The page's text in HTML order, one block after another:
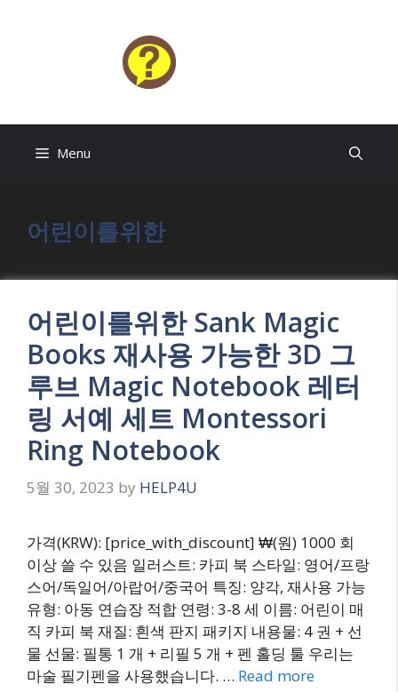
Menu
어린이를위한
어린이를위한 Sank Magic
Books 재사용 가능한 3D 그
루브 Magic Notebook 레터
링 서예 세트 Montessori
Ring Notebook
5월 30, 2023 by HELP4U
가격(KRW): [price_with_discount] ₩(원) 1000 회
이상 쓸 수 있음 일러스트: 카피 북 스타일: 영어/프랑
스어/독일어/아랍어/중국어 특징: 양각, 재사용 가능
유형: 아동 연습장 적합 연령: 3-8 세 이름: 어린이 매
직 카피 북 재질: 흰색 판지 패키지 내용물: 4 권 + 선
물 선물: 필통 1 개 + 리필 5 개 + 펜 홀딩 툴 우리는
마술 필기펜을 사용했습니다. … Read more